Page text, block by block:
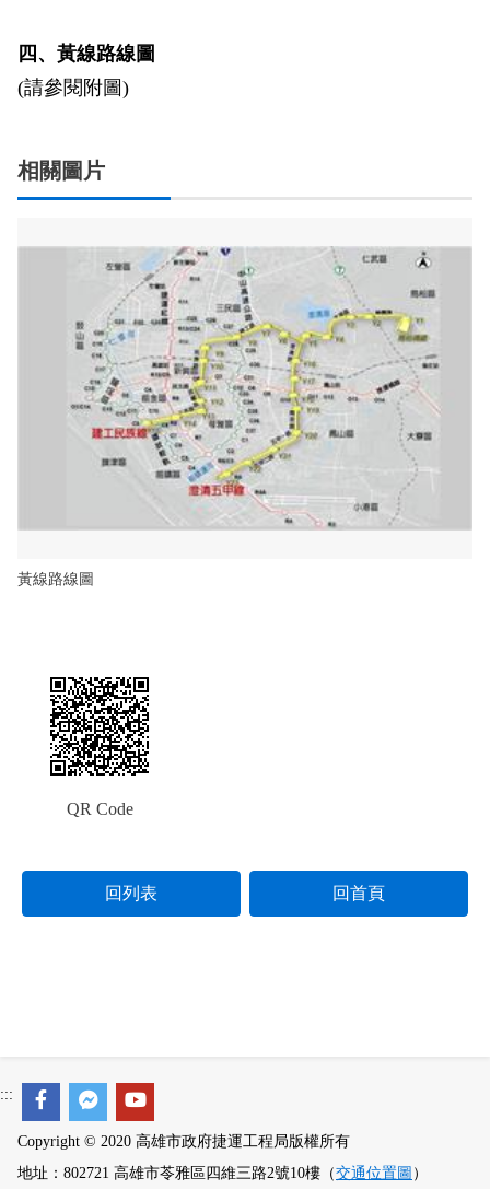
四、黃線路線圖
(請參閱附圖)
相關圖片
黃線路線圖
QR Code
回列表 回首頁
:::
Copyright © 2020 高雄市政府捷運工程局版權所有
地址：802721 高雄市苓雅區四維三路2號10樓（交通位置圖 ）